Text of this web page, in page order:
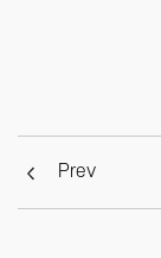
Prev